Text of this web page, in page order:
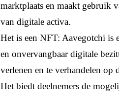
marktplaats en maakt gebruik
van digitale activa.
Het is een NFT: Aavegotchi is
en onvervangbaar digitale
verlenen en te verhandelen op
Het biedt deelnemers de